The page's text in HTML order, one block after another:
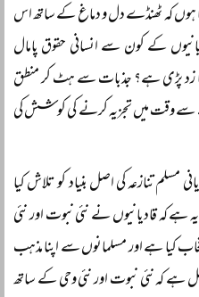
ہوں کہ ٹھنڈے دل و دماغ کے ساتھ اس
کے کون سے انسانی حقوق پامال
زد پڑی ہے؟ جذبات سے ہٹ کر منطق
سے وقت میں تجزیہ کرنے کی کوشش کی
مسلم تنازعہ کی اصل بنیاد کو تلاش کیا
ہے کہ قادیانیوں نے نئی نبوت اور نئی
کیا ہے اور مسلمانوں سے اپنا مذہب
ہے کہ نئی نبوت اور نئی وحی کے ساتھ